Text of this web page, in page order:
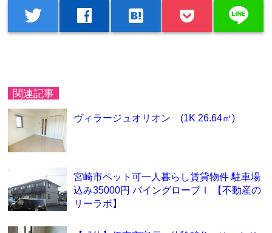
twitter facebook hatenabookmark line
関連記事
ヴィラージュオリオン (1K 26.64㎡)
宮崎市ペット可一人暮らし賃貸物件 駐車場
込み35000円 パイングローブⅠ 【不動産の
リーラボ】